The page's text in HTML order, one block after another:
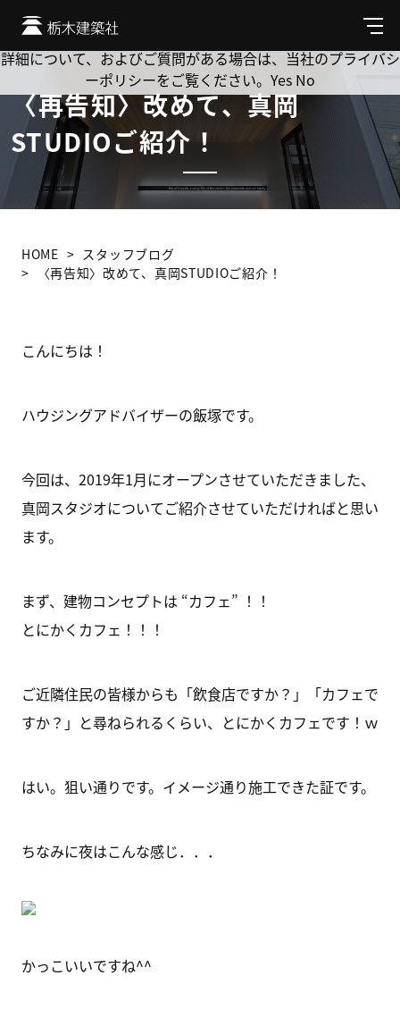
メ
ニ
ュ
〈再告知〉改めて、真岡
STUDIOご紹介！
HOME
スタッフブログ
〈再告知〉改めて、真岡STUDIOご紹介！
こんにちは！
ハウジングアドバイザーの飯塚です。
今回は、2019年1月にオープンさせていただきました、
真岡スタジオについてご紹介させていただければと思い
ます。
まず、建物コンセプトは “カフェ” ！！
とにかくカフェ！！！
ご近隣住民の皆様からも「飲食店ですか？」「カフェで
すか？」と尋ねられるくらい、とにかくカフェです！ｗ
はい。狙い通りです。イメージ通り施工できた証です。
ちなみに夜はこんな感じ．．．
かっこいいですね^^
Cookie を使用して、お客様の活動を追跡してもよろしいです
か? 当社ではお客様のプライバシーを極めて重視しています。
詳細について、およびご質問がある場合は、当社のプライバシ
ーポリシーをご覧ください。 Yes No